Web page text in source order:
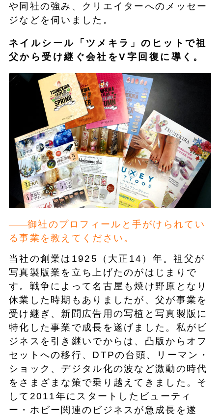
や同社の強み、クリエイターへのメッセー
ジなどを伺いました。
ネイルシール「ツメキラ」のヒットで祖
父から受け継ぐ会社をV字回復に導く。
御社のプロフィールと手がけられてい
る事業を教えてください。
当社の創業は1925（大正14）年。祖父が
写真製版業を立ち上げたのがはじまりで
す。戦争によって名古屋も焼け野原となり
休業した時期もありましたが、父が事業を
受け継ぎ、新聞広告用の写植と写真製版に
特化した事業で成長を遂げました。私がビ
ジネスを引き継いでからは、凸版からオフ
セットへの移行、DTPの台頭、リーマン・
ショック、デジタル化の波など激動の時代
をさまざまな策で乗り越えてきました。そ
して2011年にスタートしたビューティ
ー・ホビー関連のビジネスが急成長を遂